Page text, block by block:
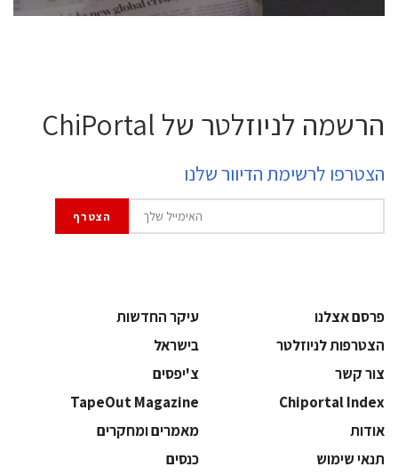
הרשמה לניוזלטר של ChiPortal
הצטרפו לרשימת הדיוור שלנו
פרסם אצלנו
עיקר החדשות
הצטרפות לניוזלטר
בישראל
צור קשר
צ'יפסים
Chiportal Index
TapeOut Magazine
אודות
מאמרים ומחקרים
תנאי שימוש
כנסים